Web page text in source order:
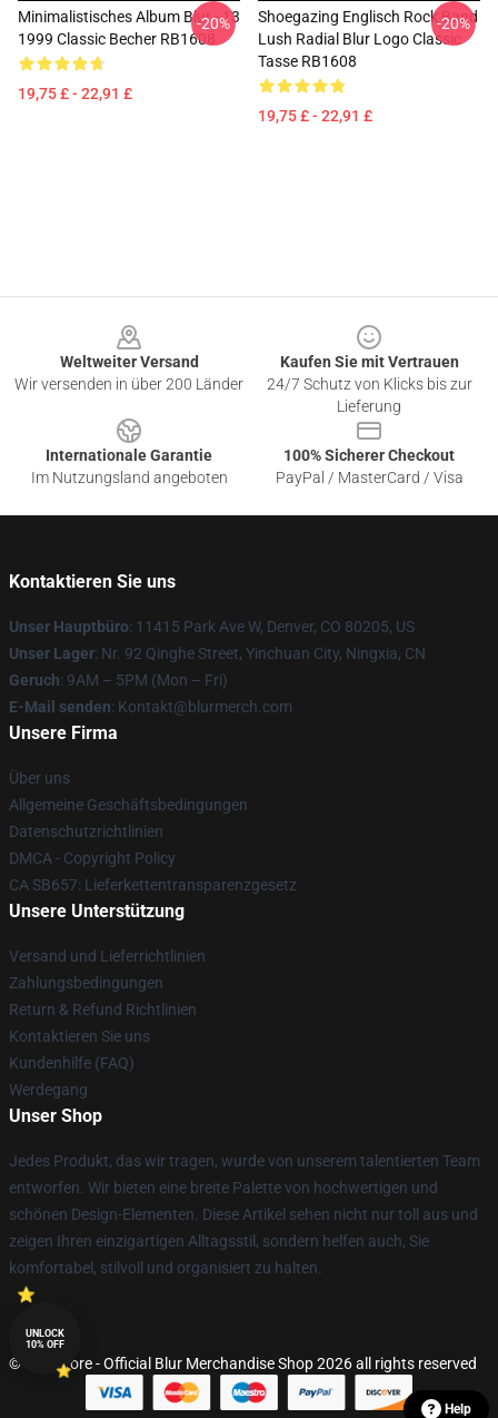
Minimalistisches Album Blur - 13
1999 Classic Becher RB1608
19,75 £ - 22,91 £
-20%
Shoegazing Englisch Rock Band
Lush Radial Blur Logo Classic
Tasse RB1608
19,75 £ - 22,91 £
-20%
Weltweiter Versand
Wir versenden in über 200 Länder
Kaufen Sie mit Vertrauen
24/7 Schutz von Klicks bis zur
Lieferung
Internationale Garantie
Im Nutzungsland angeboten
100% Sicherer Checkout
PayPal / MasterCard / Visa
Kontaktieren Sie uns
Unser Hauptbüro: 11415 Park Ave W, Denver, CO 80205, US
Unser Lager: Nr. 92 Qinghe Street, Yinchuan City, Ningxia, CN
Geruch: 9AM – 5PM (Mon – Fri)
E-Mail senden: Kontakt@blurmerch.com
Unsere Firma
Über uns
Allgemeine Geschäftsbedingungen
Datenschutzrichtlinien
DMCA - Copyright Policy
CA SB657: Lieferkettentransparenzgesetz
Unsere Unterstützung
Versand und Lieferrichtlinien
Zahlungsbedingungen
Return & Refund Richtlinien
Kontaktieren Sie uns
Kundenhilfe (FAQ)
Werdegang
Unser Shop
Jedes Produkt, das wir tragen, wurde von unserem talentierten Team
entworfen. Wir bieten eine breite Palette von hochwertigen und
schönen Design-Elementen. Diese Artikel sehen nicht nur toll aus und
zeigen Ihren einzigartigen Alltagsstil, sondern helfen auch, Sie
komfortabel, stilvoll und organisiert zu halten.
© Blur Store - Official Blur Merchandise Shop 2026 all rights reserved
Help
UNLOCK
10% OFF